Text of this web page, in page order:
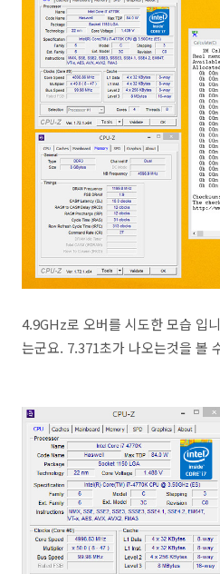
4.9GHz로 오버를 시도한 모습 입
는군요. 7.371초가 나오는것을 볼